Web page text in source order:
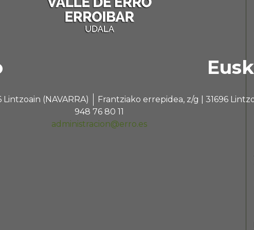
(NAVARRA)
Frantziako errepidea, z/g | 31696
948 76 80 11
administracion@erro.es